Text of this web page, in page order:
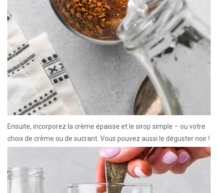
Ensuite, incorporez la crème épaisse et le sirop simple – ou votre
choix de crème ou de sucrant. Vous pouvez aussi le déguster noir !